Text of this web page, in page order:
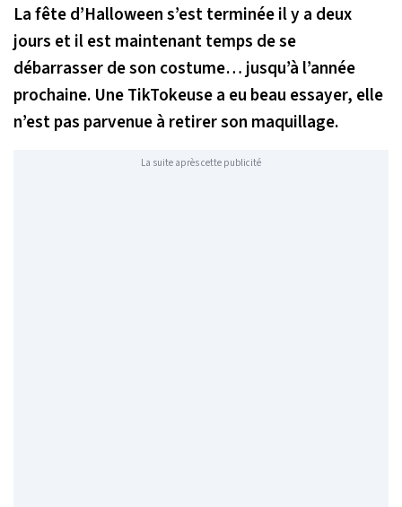
La fête d’Halloween s’est terminée il y a deux
jours et il est maintenant temps de se
débarrasser de son costume… jusqu’à l’année
prochaine. Une TikTokeuse a eu beau essayer, elle
n’est pas parvenue à retirer son maquillage.
La suite après cette publicité